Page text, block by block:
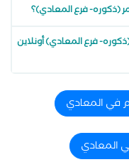
(ذكوره- فرع المعادي)؟
فرع المعادي) أونلاين
في المعادي
المعادي